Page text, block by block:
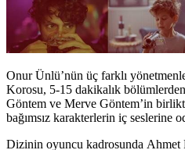
Onur Ünlü’nün üç farklı
Korosu, 5-15 dakikalık
Göntem ve Merve Göntem’in
bağımsız karakterlerin iç seslerine
Dizinin oyuncu kadrosunda Ahmet